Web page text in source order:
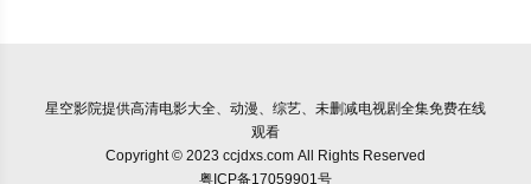
星空影院提供高清电影大全、动漫、综艺、未删减电视剧全集免费在线
观看
Copyright © 2023 ccjdxs.com All Rights Reserved
粤ICP备17059901号